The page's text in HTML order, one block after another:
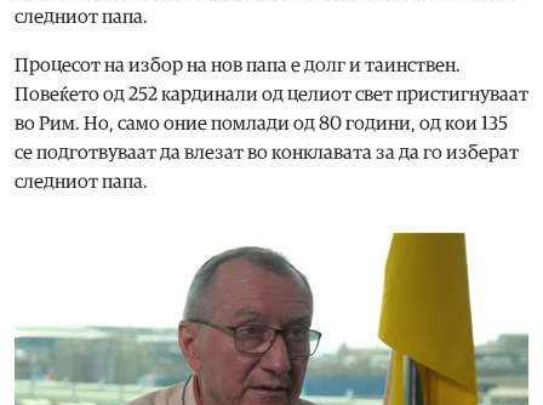
следниот папа.
Процесот на избор на нов папа е долг и таинствен.
Повеќето од 252 кардинали од целиот свет пристигнуваат
во Рим. Но, само оние помлади од 80 години, од кои 135
се подготвуваат да влезат во конклавата за да го изберат
следниот папа.